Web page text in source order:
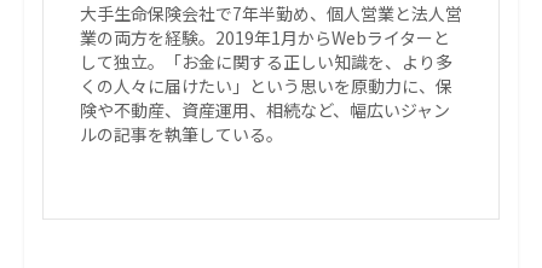
大手生命保険会社で7年半勤め、個人営業と法人営
業の両方を経験。2019年1月からWebライターと
して独立。「お金に関する正しい知識を、より多
くの人々に届けたい」という思いを原動力に、保
険や不動産、資産運用、相続など、幅広いジャン
ルの記事を執筆している。